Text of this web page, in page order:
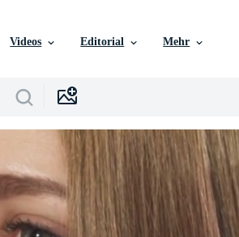
Videos Editorial Mehr